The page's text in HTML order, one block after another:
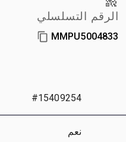
الرقم التسلسلي
MMPU5004833
#15409254
نعم